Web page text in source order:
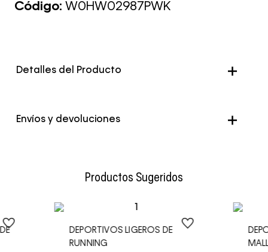
Código: W0HW02987PWK
Detalles del Producto
Envíos y devoluciones
Productos Sugeridos
DEPORTIVOS LIGEROS DE
RUNNING